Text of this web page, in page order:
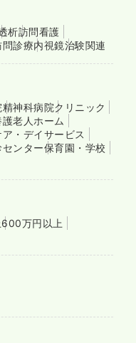
析訪問看護
問診療内視鏡治験関連
精神科病院クリニック
老人ホーム
・デイサービス
センター保育園・学校
600万円以上